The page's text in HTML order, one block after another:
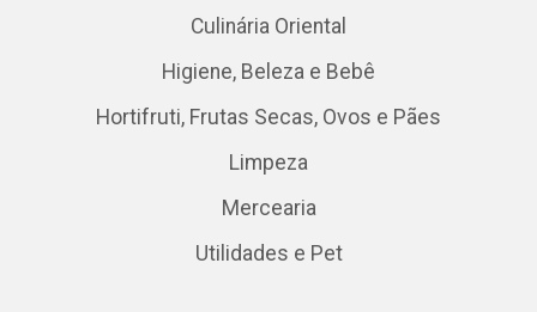
Culinária Oriental
Higiene, Beleza e Bebê
Hortifruti, Frutas Secas, Ovos e Pães
Limpeza
Mercearia
Utilidades e Pet